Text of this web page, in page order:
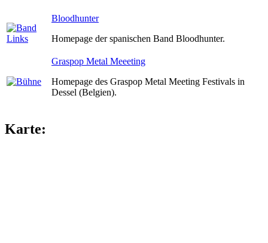
Bloodhunter
Homepage der spanischen Band Bloodhunter.
Graspop Metal Meeeting
Homepage des Graspop Metal Meeting Festivals in
Dessel (Belgien).
Karte: